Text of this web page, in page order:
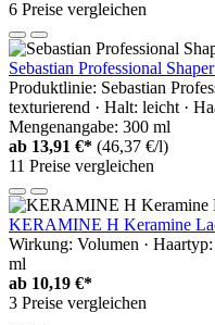
6 Preise vergleichen
Sebastian Professional
Produktlinie: Sebastian
texturierend · Halt: leicht ·
Mengenangabe: 300 ml
ab 13,91 €* (46,37 €/l)
11 Preise vergleichen
KERAMINE H Keramine
Wirkung: Volumen ·
ml
ab 10,19 €*
3 Preise vergleichen